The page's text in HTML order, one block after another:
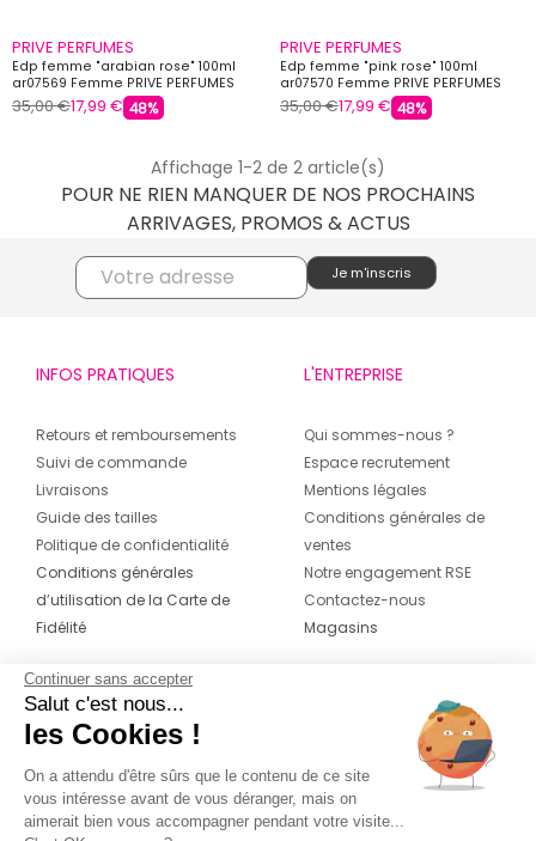
PRIVE PERFUMES
Edp femme "arabian rose" 100ml
ar07569 Femme PRIVE PERFUMES
35,00 €17,99 € 48%
PRIVE PERFUMES
Edp femme "pink rose" 100ml
ar07570 Femme PRIVE PERFUMES
35,00 €17,99 € 48%
Affichage 1-2 de 2 article(s)
POUR NE RIEN MANQUER DE NOS PROCHAINS
ARRIVAGES, PROMOS & ACTUS
INFOS PRATIQUES
Retours et remboursements
Suivi de commande
Livraisons
Guide des tailles
Politique de confidentialité
Conditions générales
d’utilisation de la Carte de
Fidélité
L'ENTREPRISE
Qui sommes-nous ?
Espace recrutement
Mentions légales
Conditions générales de
ventes
Notre engagement RSE
Contactez-nous
Magasins
CONTACT
04 42 20 78 42
Du lundi au jeudi de 8h30 à 16h30 & le
vendredi de 8h30 à 15h30
Continuer sans accepter
Salut c'est nous...
les Cookies !
On a attendu d'être sûrs que le contenu de ce site
vous intéresse avant de vous déranger, mais on
aimerait bien vous accompagner pendant votre visite...